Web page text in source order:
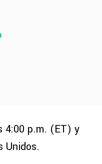
4:00 p.m. (ET) y
Unidos.